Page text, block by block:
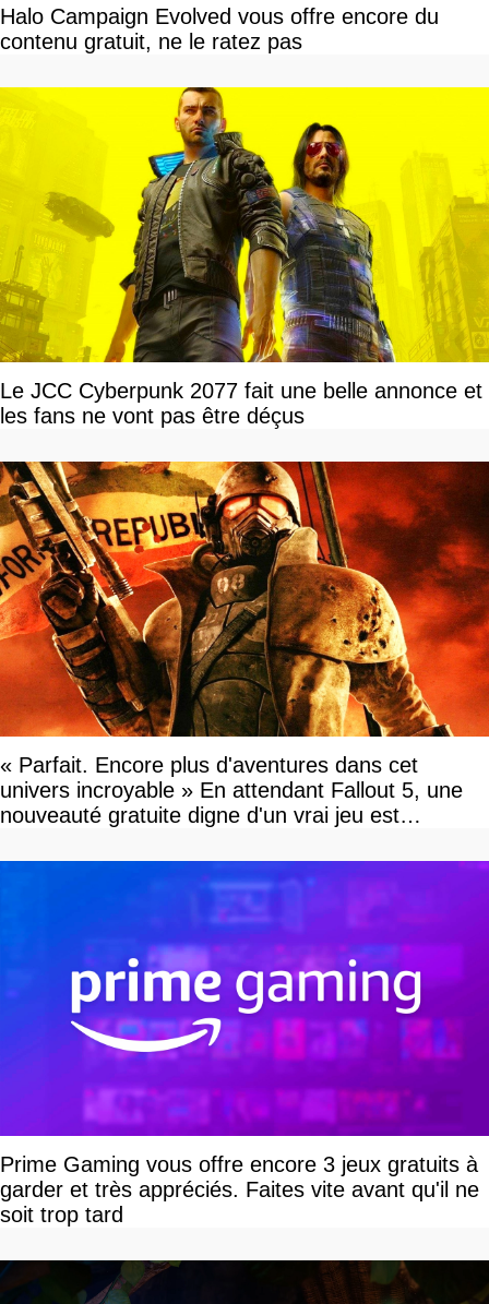
Halo Campaign Evolved vous offre encore du
contenu gratuit, ne le ratez pas
Le JCC Cyberpunk 2077 fait une belle annonce et
les fans ne vont pas être déçus
« Parfait. Encore plus d'aventures dans cet
univers incroyable » En attendant Fallout 5, une
nouveauté gratuite digne d'un vrai jeu est
Prime Gaming vous offre encore 3 jeux gratuits à
garder et très appréciés. Faites vite avant qu'il ne
soit trop tard